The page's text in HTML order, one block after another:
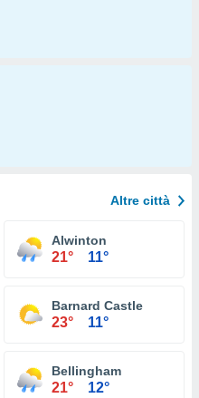
Altre città
Alwinton
21° 11°
Barnard Castle
23° 11°
Bellingham
21° 12°